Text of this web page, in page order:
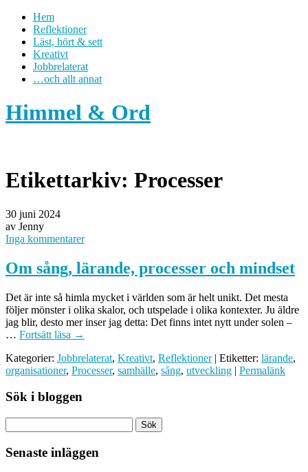
Hem
Reflektioner
Läst, hört & sett
Kreativt
Jobbrelaterat
…och allt annat
Himmel & Ord
Etikettarkiv: Processer
30 juni 2024
av Jenny
Inga kommentarer
Om sång, lärande, processer och mindset
Det är inte så himla mycket i världen som är helt unikt. Det mesta
följer mönster i olika skalor, och utspelade i olika kontexter. Ju äldre
jag blir, desto mer inser jag detta: Det finns intet nytt under solen –
… Fortsätt läsa →
Kategorier: Jobbrelaterat, Kreativt, Reflektioner| Etiketter: lärande,
organisationer, Processer, samhälle, sång, utveckling | Permalänk
Sök i bloggen
Senaste inläggen